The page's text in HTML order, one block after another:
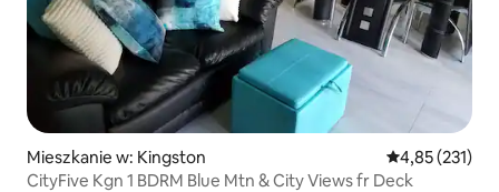
Mieszkanie w: Kingston Średnia
4,85 (231)
CityFive Kgn 1 BDRM Blue Mtn & City Views fr Deck